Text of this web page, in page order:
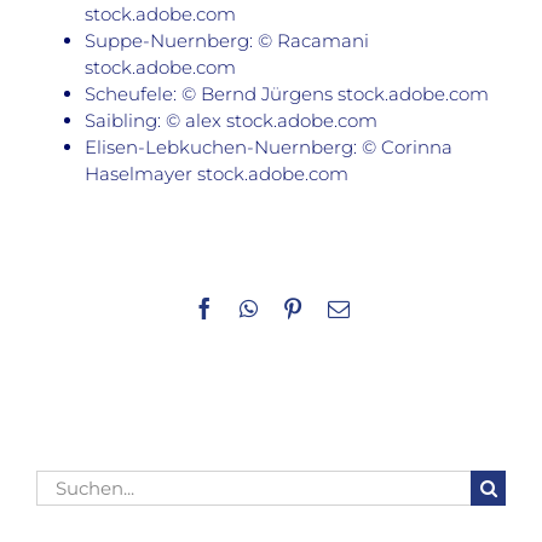
stock.adobe.com
Suppe-Nuernberg: © Racamani
stock.adobe.com
Scheufele: © Bernd Jürgens stock.adobe.com
Saibling: © alex stock.adobe.com
Elisen-Lebkuchen-Nuernberg: © Corinna
Haselmayer stock.adobe.com
Facebook
WhatsApp
Pinterest
E-
Suche
nach: